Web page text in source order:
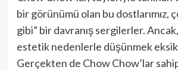
bir görünümü olan bu dostlarımız,
gibi” bir davranış sergilerler.
estetik nedenlerle düşünmek
Gerçekten de Chow Chow’lar